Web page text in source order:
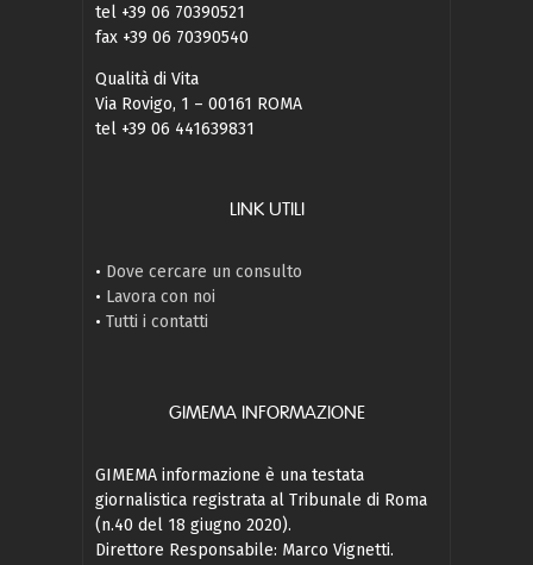
tel +39 06 70390521
fax +39 06 70390540
Qualità di Vita
Via Rovigo, 1 – 00161 ROMA
tel +39 06 441639831
LINK UTILI
• Dove cercare un consulto
• Lavora con noi
• Tutti i contatti
GIMEMA INFORMAZIONE
GIMEMA informazione è una testata
giornalistica registrata al Tribunale di Roma
(n.40 del 18 giugno 2020).
Direttore Responsabile: Marco Vignetti.